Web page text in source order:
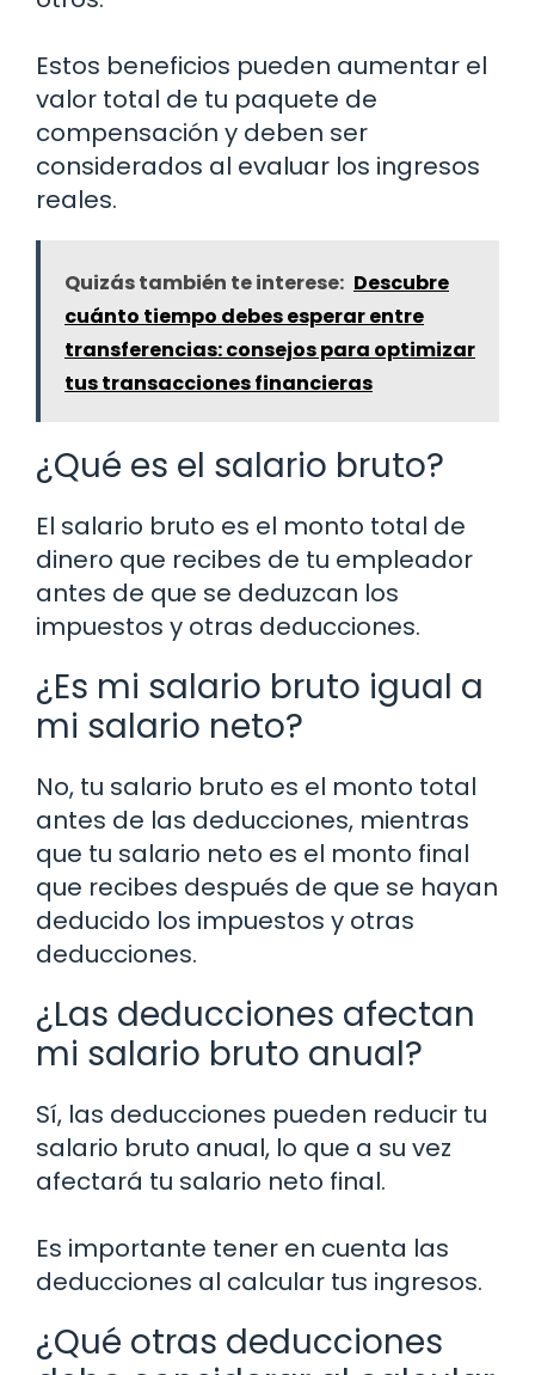
Estos beneficios pueden aumentar el
valor total de tu paquete de
compensación y deben ser
considerados al evaluar los ingresos
reales.
Quizás también te interese: Descubre
cuánto tiempo debes esperar entre
transferencias: consejos para optimizar
tus transacciones financieras
¿Qué es el salario bruto?
El salario bruto es el monto total de
dinero que recibes de tu empleador
antes de que se deduzcan los
impuestos y otras deducciones.
¿Es mi salario bruto igual a
mi salario neto?
No, tu salario bruto es el monto total
antes de las deducciones, mientras
que tu salario neto es el monto final
que recibes después de que se hayan
deducido los impuestos y otras
deducciones.
¿Las deducciones afectan
mi salario bruto anual?
Sí, las deducciones pueden reducir tu
salario bruto anual, lo que a su vez
afectará tu salario neto final.
Es importante tener en cuenta las
deducciones al calcular tus ingresos.
¿Qué otras deducciones